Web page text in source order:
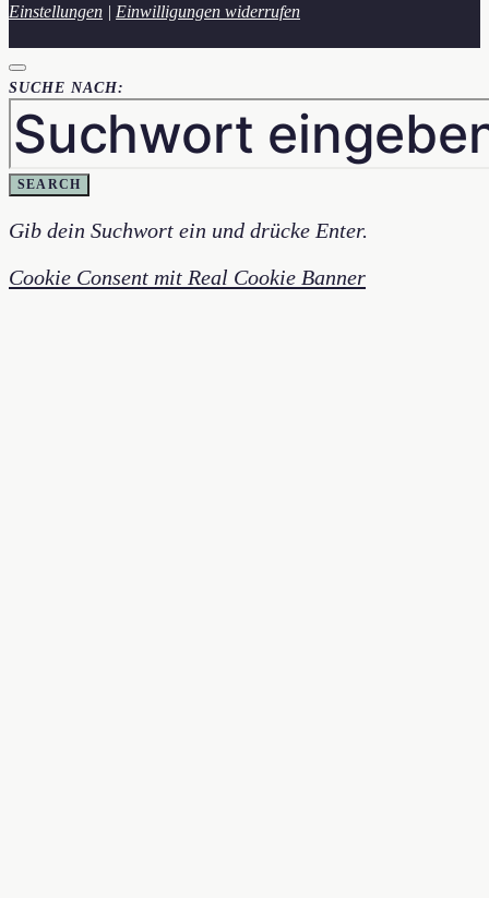
Einstellungen | Einwilligungen widerrufen
SUCHE NACH:
SEARCH
Gib dein Suchwort ein und drücke Enter.
Cookie Consent mit Real Cookie Banner